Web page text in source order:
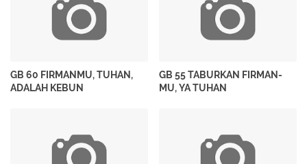
GB 60 FIRMANMU, TUHAN,
ADALAH KEBUN
GB 55 TABURKAN FIRMAN-
MU, YA TUHAN